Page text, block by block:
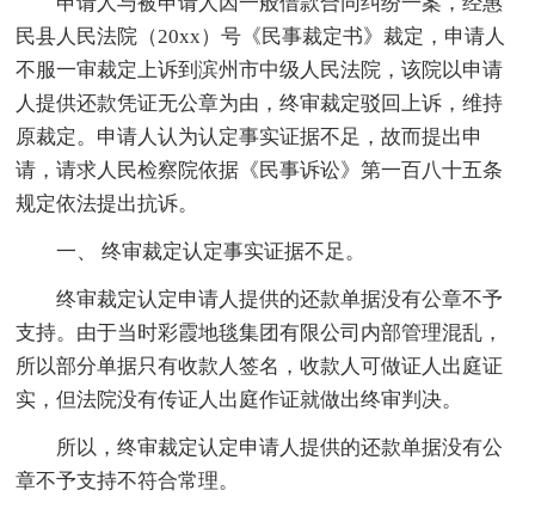
民县人民法院（20xx）号《民事裁定书》裁定，申请人
不服一审裁定上诉到滨州市中级人民法院，该院以申请
人提供还款凭证无公章为由，终审裁定驳回上诉，维持
原裁定。申请人认为认定事实证据不足，故而提出申
请，请求人民检察院依据《民事诉讼》第一百八十五条
规定依法提出抗诉。
一、 终审裁定认定事实证据不足。
终审裁定认定申请人提供的还款单据没有公章不予
支持。由于当时彩霞地毯集团有限公司内部管理混乱，
所以部分单据只有收款人签名，收款人可做证人出庭证
实，但法院没有传证人出庭作证就做出终审判决。
所以，终审裁定认定申请人提供的还款单据没有公
章不予支持不符合常理。